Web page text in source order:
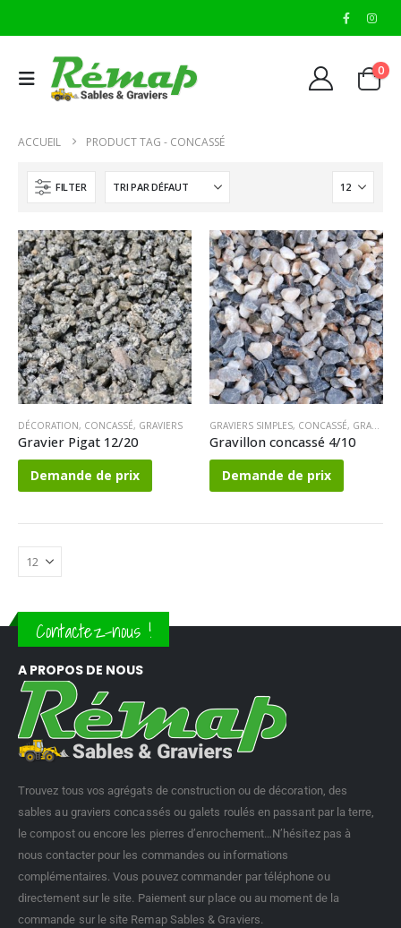
0
ACCUEIL PRODUCT TAG - CONCASSÉ
FILTER
DÉCORATION, CONCASSÉ, GRAVIERS
Gravier Pigat 12/20
Demande de prix
GRAVIERS SIMPLES, CONCASSÉ, GRAVIERS
Gravillon concassé 4/10
Demande de prix
Contactez-nous !
A PROPOS DE NOUS
Trouvez tous vos agrégats de construction ou de décoration, des
sables au graviers concassés ou galets roulés en passant par la terre,
le compost ou encore les pierres d’enrochement…N’hésitez pas à
nous contacter pour les commandes ou informations
complémentaires. Vous pouvez commander par téléphone ou
directement sur le site. Paiement sur place ou au moment de la
commande sur le site Remap Sables & Graviers.